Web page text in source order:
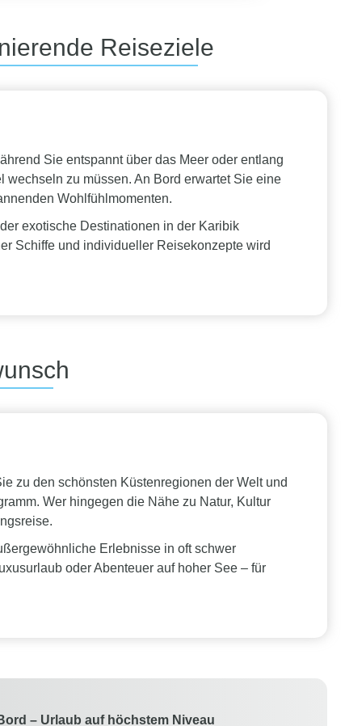
Reiseziele
Sie entspannt über das Meer oder entlang
zu müssen. An Bord erwartet Sie eine
Wohlfühlmomenten.
exotische Destinationen in der Karibik
Schiffe und individueller Reisekonzepte wird
zu den schönsten Küstenregionen der Welt und
Wer hingegen die Nähe zu Natur, Kultur
Erlebnisse in oft schwer
oder Abenteuer auf hoher See – für
– Urlaub auf höchstem Niveau